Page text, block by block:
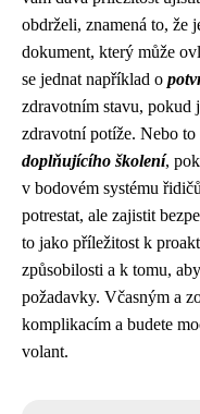
obdrželi, znamená to, že
dokument, který může
se jednat například o
zdravotním stavu, pokud
zdravotní potíže. Nebo
doplňujícího školení,
v bodovém systému
potrestat, ale zajistit
to jako příležitost k
způsobilosti a k tomu,
požadavky. Včasným a
komplikacím a budete
volant.